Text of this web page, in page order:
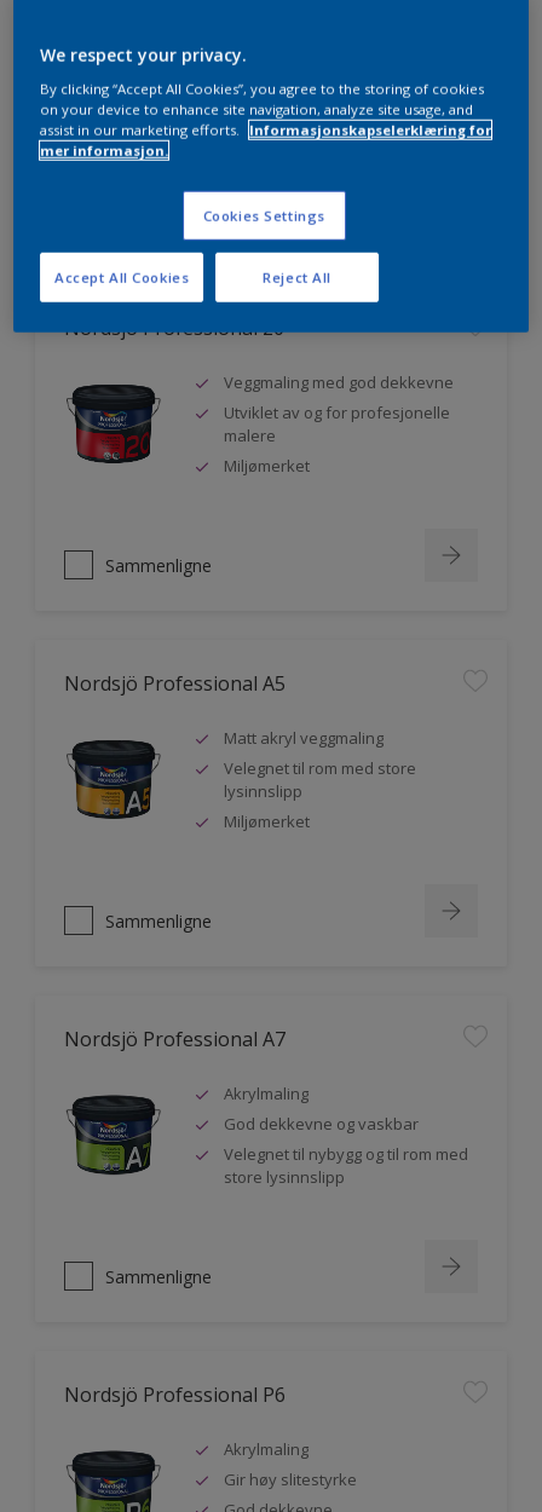
Lett å påføre og fordele
Jevnere og finere finish, også i
mørke farger
Sammenligne
Nordsjö Professional 20
Veggmaling med god dekkevne
Utviklet av og for profesjonelle
malere
Miljømerket
Sammenligne
Nordsjö Professional A5
Matt akryl veggmaling
Velegnet til rom med store
lysinnslipp
Miljømerket
Sammenligne
Nordsjö Professional A7
Akrylmaling
God dekkevne og vaskbar
Velegnet til nybygg og til rom med
store lysinnslipp
Sammenligne
Nordsjö Professional P6
Akrylmaling
Gir høy slitestyrke
We respect your privacy.
By clicking “Accept All Cookies”, you agree to the storing of cookies
on your device to enhance site navigation, analyze site usage, and
assist in our marketing efforts.
Informasjonskapselerklæring for
mer informasjon.
Cookies Settings
Reject All
Accept All Cookies